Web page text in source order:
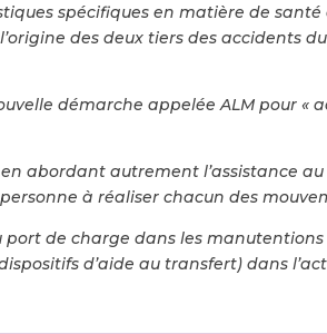
spécifiques en matière de santé
des deux tiers des accidents
démarche appelée ALM pour
abordant autrement l’assistance
à réaliser chacun des
de charge dans les
d’aide au transfert) dans